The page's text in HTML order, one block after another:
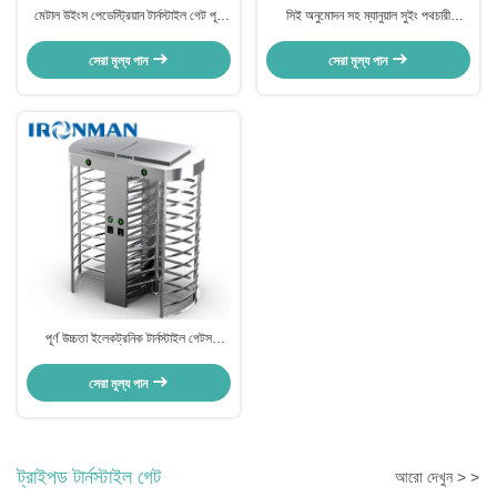
মেটাল উইংস পেডেস্ট্রিয়ান টার্নস্টাইল গেট পূর্ণ
সেরা মূল্য পান
সিই অনুমোদন সহ ম্যানুয়াল সুইং পথচারী
সেরা মূল্য পান
পূর্ণ উচ্চতা ইলেকট্রনিক টার্নস্টাইল গেটস
সেরা মূল্য পান
ট্রাইপড টার্নস্টাইল গেট আরো দেখুন > >